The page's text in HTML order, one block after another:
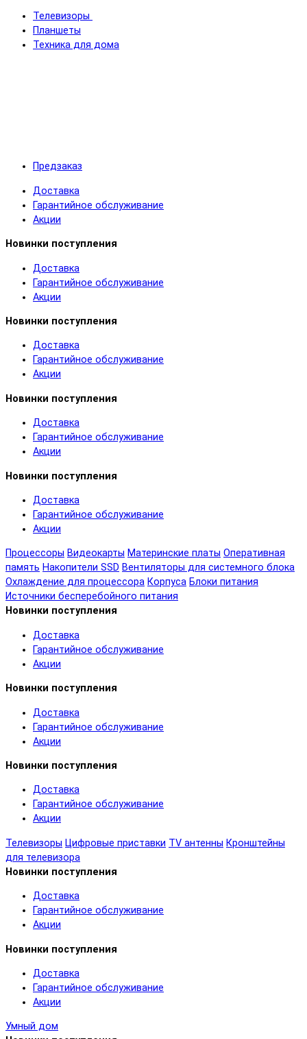
Телевизоры
Планшеты
Техника для дома
Предзаказ
Доставка
Гарантийное обслуживание
Акции
Новинки поступления
Доставка
Гарантийное обслуживание
Акции
Новинки поступления
Доставка
Гарантийное обслуживание
Акции
Новинки поступления
Доставка
Гарантийное обслуживание
Акции
Новинки поступления
Доставка
Гарантийное обслуживание
Акции
Процессоры Видеокарты Материнские платы Оперативная
память Накопители SSD Вентиляторы для системного блока
Охлаждение для процессора Корпуса Блоки питания
Источники бесперебойного питания
Новинки поступления
Доставка
Гарантийное обслуживание
Акции
Новинки поступления
Доставка
Гарантийное обслуживание
Акции
Новинки поступления
Доставка
Гарантийное обслуживание
Акции
Телевизоры Цифровые приставки TV антенны Кронштейны
для телевизора
Новинки поступления
Доставка
Гарантийное обслуживание
Акции
Новинки поступления
Доставка
Гарантийное обслуживание
Акции
Умный дом